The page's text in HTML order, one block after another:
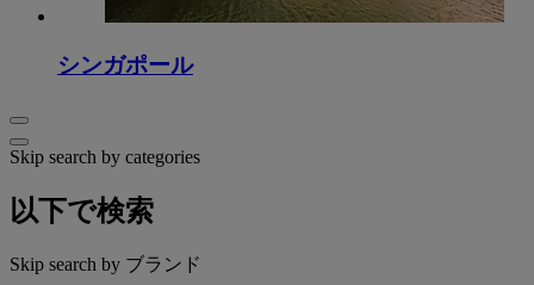
シンガポール
Skip search by categories
以下で検索
Skip search by ブランド